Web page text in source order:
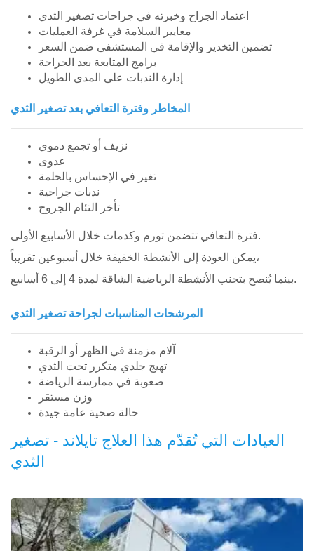
اعتماد الجراح وخبرته في جراحات تصغير الثدي
معايير السلامة في غرفة العمليات
تضمين التخدير والإقامة في المستشفى ضمن السعر
برامج المتابعة بعد الجراحة
إدارة الندبات على المدى الطويل
المخاطر وفترة التعافي بعد تصغير الثدي
نزيف أو تجمع دموي
عدوى
تغير في الإحساس بالحلمة
ندبات جراحية
تأخر التئام الجروح
فترة التعافي تتضمن تورم وكدمات خلال الأسابيع الأولى.
يمكن العودة إلى الأنشطة الخفيفة خلال أسبوعين تقريباً،
بينما يُنصح بتجنب الأنشطة الرياضية الشاقة لمدة 4 إلى 6 أسابيع.
المرشحات المناسبات لجراحة تصغير الثدي
آلام مزمنة في الظهر أو الرقبة
تهيج جلدي متكرر تحت الثدي
صعوبة في ممارسة الرياضة
وزن مستقر
العيادات التي تُقدّم هذا العلاج تايلاند - تصغير
الثدي